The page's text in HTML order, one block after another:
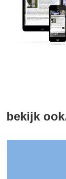
bekijk